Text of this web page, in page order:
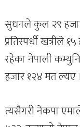
सुधनले कुल २९
प्रतिस्पर्धी खत्रीले
रहेका नेपाली
हजार १२४ मत ल्यए ।
त्यसैगरी नेकपा